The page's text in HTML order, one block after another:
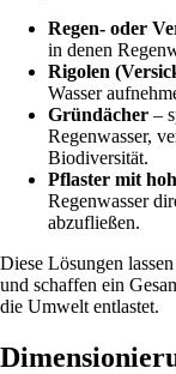
Regen- oder
in denen
Rigolen
Wasser
Gründächer –
Regenwasser,
Biodiversität.
Pflaster mit
Regenwasser
abzufließen.
Diese Lösungen
und schaffen ein
die Umwelt entlastet.